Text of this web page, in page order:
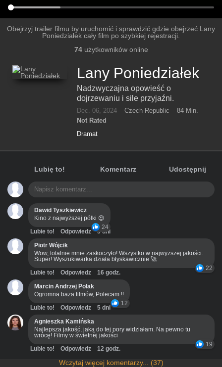
Obejrzyj trailer filmu by uruchomić i sprawdzić gdzie obejrzeć Lany
Poniedziałek cały film po szybkiej rejestracji.
74użytkowników online
Lany Poniedziałek
Nadzwyczajna opowieść o
dojrzewaniu i sile przyjaźni.
Dec. 06, 2024 Czech Republic
84 Min.
Not Rated
Dramat
Lubię to! Komentarz Udostępnij
Dawid Tyszkiewicz
Kino z najwyższej półki 😍
24
Lubie to! Odpowiedz
3 dni
Piotr Wójcik
Wow, totalnie mnie zaskoczyło! Wszystko w najwyższej jakości.
Super! Wyszukiwarka działa błyskawicznie 🚀
22
Lubie to! Odpowiedz
16 godz.
Marcin Andrzej Polak
Ogromna baza filmów, Polecam !!
12
Lubie to! Odpowiedz
5 dni
Agnieszka Kamińska
Najlepsza jakość, jaką do tej pory widziałam. Na pewno tu
wrócę! Filmy w świetnej jakości
19
Lubie to! Odpowiedz 12 godz.
Wczytaj więcej komentarzy... (37)